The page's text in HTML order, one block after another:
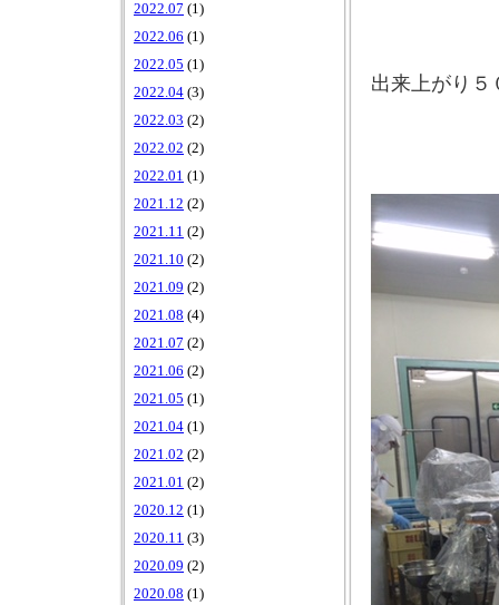
2022.07 (1)
2022.06 (1)
2022.05 (1)
2022.04 (3)
2022.03 (2)
2022.02 (2)
2022.01 (1)
2021.12 (2)
2021.11 (2)
2021.10 (2)
2021.09 (2)
2021.08 (4)
2021.07 (2)
2021.06 (2)
2021.05 (1)
2021.04 (1)
2021.02 (2)
2021.01 (2)
2020.12 (1)
2020.11 (3)
2020.09 (2)
2020.08 (1)
出来上がり５